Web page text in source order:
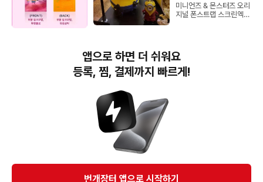
미니언즈 & 몬스터즈 오리
지널 폰스트랩 스크린엑스
번개장터(주) 사업자정보, 이용약관 및 기타 법적고지
번개장터㈜는 통신판매중개자이며, 통신판매의 당사자가 아닙니다. 전자상거래 등에서의
소비자보호에 관한 법률 등 관련 법령 및 번개장터㈜의 약관에 따라 상품, 상품정보, 거래에 관한 책임은
개별 판매자에게 귀속하고, 번개장터㈜는 원칙적으로 회원간 거래에 대하여 책임을 지지 않습니다.
다만, 번개장터㈜가 직접 판매하는 상품에 대한 책임은 번개장터㈜에게 귀속합니다.
앱으로 하면 더 쉬워요
등록, 찜, 결제까지 빠르게!
번개장터 앱으로 시작하기